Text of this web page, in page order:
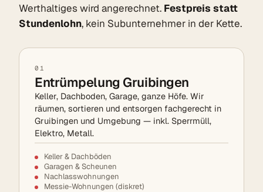
Werthaltiges wird angerechnet. Festpreis statt
Stundenlohn, kein Subunternehmer in der Kette.
01
Entrümpelung Gruibingen
Keller, Dachboden, Garage, ganze Höfe. Wir
räumen, sortieren und entsorgen fachgerecht in
Gruibingen und Umgebung — inkl. Sperrmüll,
Elektro, Metall.
Keller & Dachböden
Garagen & Scheunen
Nachlasswohnungen
Messie-Wohnungen (diskret)